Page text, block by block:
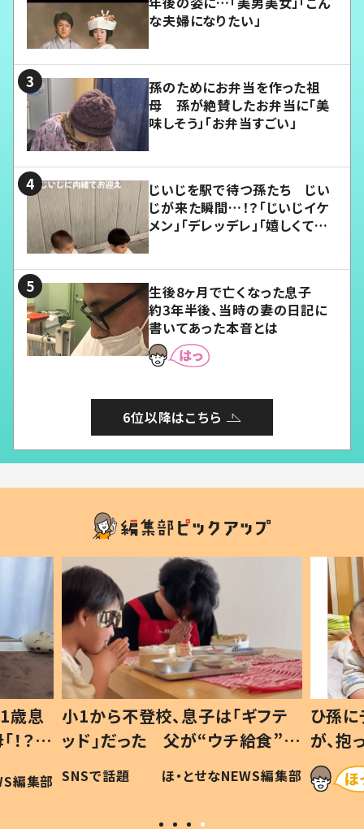
な夫婦になりたい」
孫のためにお弁当を作った祖
母 孫が絶賛したお弁当に「美
味しそう」「お弁当すごい」
じいじを駅で待つ孫たち じい
じが来た瞬間…！？「じいじイケ
メン」「デレッデレ」「嬉しくて可
生後8ヶ月で亡くなった息子
約3年半後、当時の妻の日記に
書いてあった本音とは
6位以降はこちら
歳息
？」
編集部
小1から不登校、息子は「ギフテ
ッド」だった 父が“ウチ給食”を
作り続ける理由とは #令和の親
#令和の子
SNSで話題 ほ・とせなNEWS編集部
ひ孫
が、
「涙が
い」